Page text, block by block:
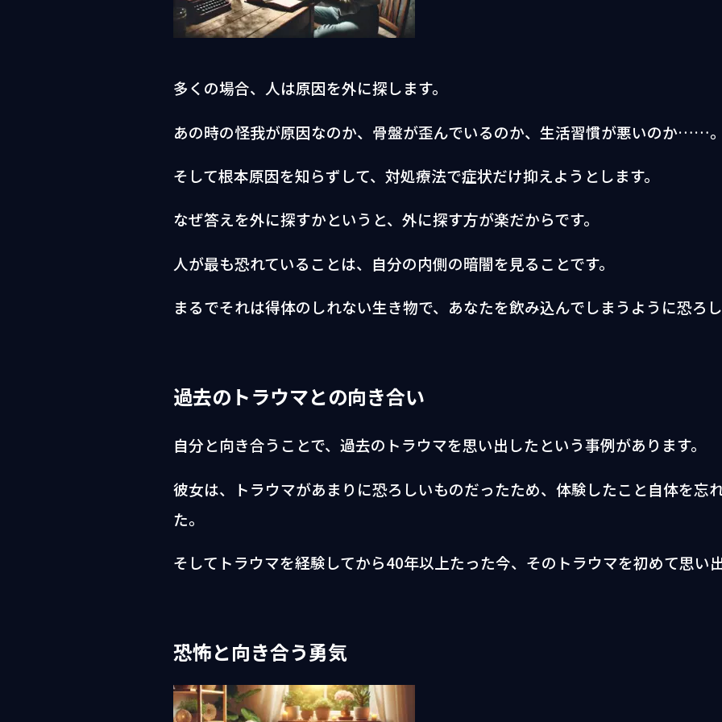
多くの場合、人は原因を外に探します。
あの時の怪我が原因なのか、骨盤が歪んでいるのか、生活習慣が悪いのか……。
そして根本原因を知らずして、対処療法で症状だけ抑えようとします。
なぜ答えを外に探すかというと、外に探す方が楽だからです。
人が最も恐れていることは、自分の内側の暗闇を見ることです。
まるでそれは得体のしれない生き物で、あなたを飲み込んでしまうように恐ろし
過去のトラウマとの向き合い
自分と向き合うことで、過去のトラウマを思い出したという事例があります。
彼女は、トラウマがあまりに恐ろしいものだったため、体験したこと自体を忘
た。
そしてトラウマを経験してから40年以上たった今、そのトラウマを初めて思い出
恐怖と向き合う勇気